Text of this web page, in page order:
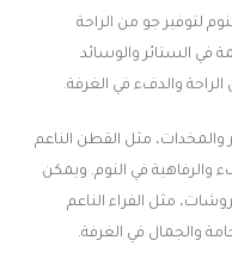
لتوفير جو من الراحة
في الستائر والوسائد
والدفء في الغرفة.
مثل القطن الناعم
والرفاهية في النوم. ويمكن
مثل الفراء الناعم
والجمال في الغرفة.